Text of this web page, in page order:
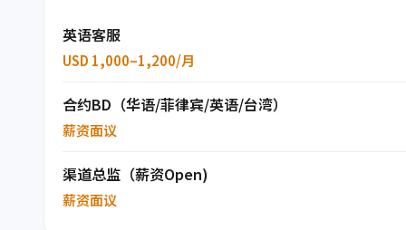
英语客服
USD 1,000–1,200/月
合约BD（华语/菲律宾/英语/台湾）
薪资面议
渠道总监（薪资Open)
薪资面议